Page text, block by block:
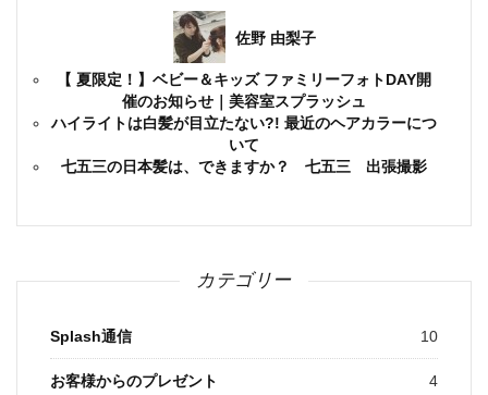
佐野 由梨子
【 夏限定！】ベビー＆キッズ ファミリーフォトDAY開
催のお知らせ｜美容室スプラッシュ
ハイライトは白髪が目立たない?! 最近のヘアカラーにつ
いて
七五三の日本髪は、できますか？ 七五三 出張撮影
カテゴリー
Splash通信 10
お客様からのプレゼント 4